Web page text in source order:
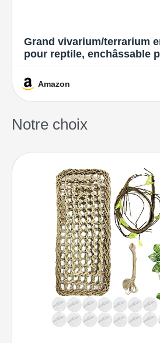
Grand vivarium/terrarium
pour reptile, enchâssable
120x60x60cm - Side Vent
Amazon
Notre choix